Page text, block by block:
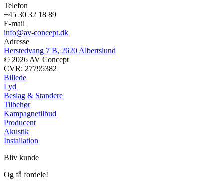
Telefon
+45 30 32 18 89
E-mail
info@av-concept.dk
Adresse
Herstedvang 7 B, 2620 Albertslund
© 2026 AV Concept
CVR: 27795382
Billede
Lyd
Beslag & Standere
Tilbehør
Kampagnetilbud
Producent
Akustik
Installation
Bliv kunde
Og få fordele!